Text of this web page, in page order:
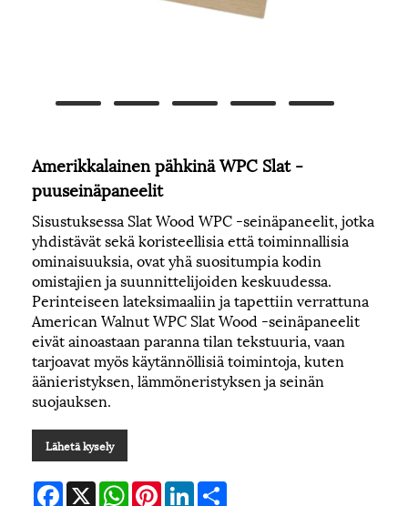
Amerikkalainen pähkinä WPC Slat -
puuseinäpaneelit
Sisustuksessa Slat Wood WPC -seinäpaneelit, jotka
yhdistävät sekä koristeellisia että toiminnallisia
ominaisuuksia, ovat yhä suositumpia kodin
omistajien ja suunnittelijoiden keskuudessa.
Perinteiseen lateksimaaliin ja tapettiin verrattuna
American Walnut WPC Slat Wood -seinäpaneelit
eivät ainoastaan ​​paranna tilan tekstuuria, vaan
tarjoavat myös käytännöllisiä toimintoja, kuten
äänieristyksen, lämmöneristyksen ja seinän
suojauksen.
Lähetä kysely
Facebook
X WhatsAppPinterestLinkedIn